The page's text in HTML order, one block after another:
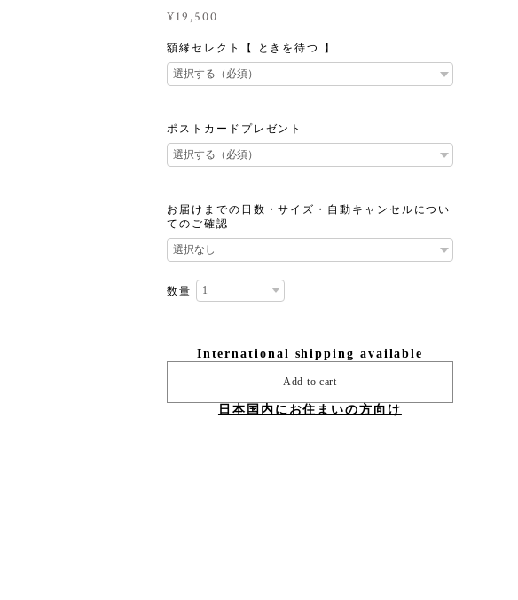
¥19,500
額縁セレクト【 ときを待つ 】
ポストカードプレゼント
お届けまでの日数・サイズ・自動キャンセルについ
てのご確認
数量
International shipping available
Add to cart
日本国内にお住まいの方向け